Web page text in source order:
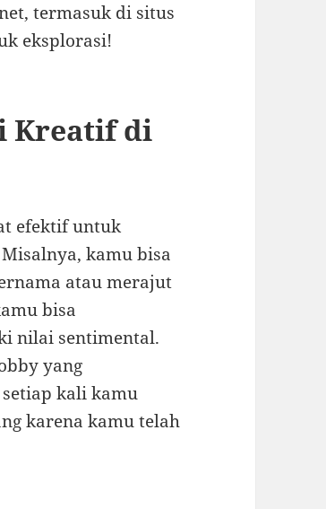
termasuk di situs
eksplorasi!
Kreatif di
efektif untuk
kamu bisa
atau merajut
bisa
nilai sentimental.
yang
kali kamu
karena kamu telah